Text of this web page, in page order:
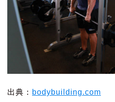
出典： bodybuilding.com